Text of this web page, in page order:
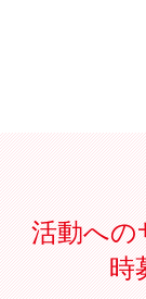
活動への
時